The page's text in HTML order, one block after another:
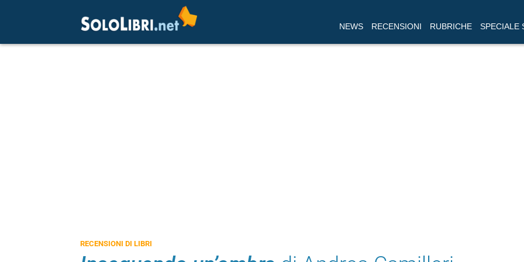
NEWS RECENSIONI RUBRICHE SPECIALE
RECENSIONI DI LIBRI